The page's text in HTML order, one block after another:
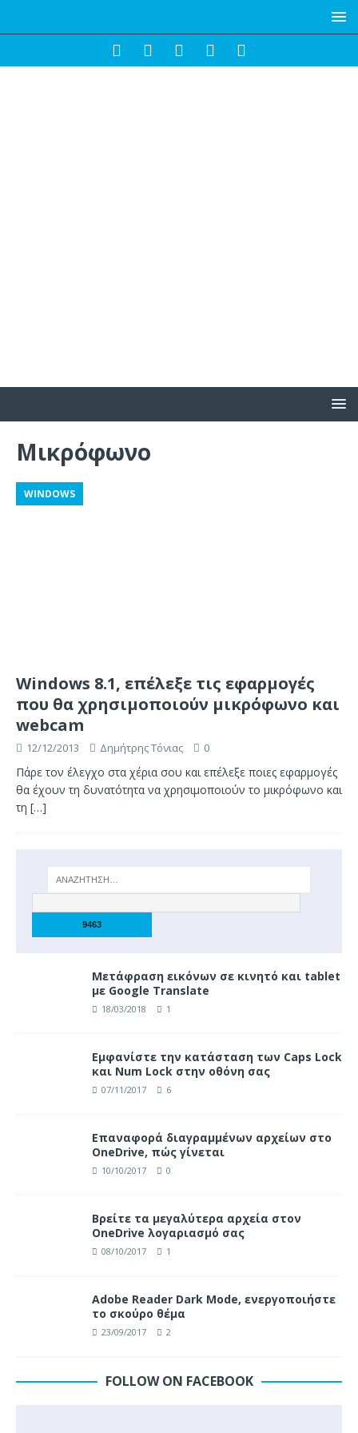
Μικρόφωνο
WINDOWS
Windows 8.1, επέλεξε τις εφαρμογές
που θα χρησιμοποιούν μικρόφωνο και
webcam
12/12/2013 Δημήτρης Τόνιας 0
Πάρε τον έλεγχο στα χέρια σου και επέλεξε ποιες εφαρμογές
θα έχουν τη δυνατότητα να χρησιμοποιούν το μικρόφωνο και
τη […]
Μετάφραση εικόνων σε κινητό και tablet
με Google Translate
18/03/2018 1
Eμφανίστε την κατάσταση των Caps Lock
και Num Lock στην οθόνη σας
07/11/2017 6
Επαναφορά διαγραμμένων αρχείων στο
OneDrive, πώς γίνεται
10/10/2017 0
Βρείτε τα μεγαλύτερα αρχεία στον
OneDrive λογαριασμό σας
08/10/2017 1
Adobe Reader Dark Mode, ενεργοποιήστε
το σκούρο θέμα
23/09/2017 2
FOLLOW ON FACEBOOK